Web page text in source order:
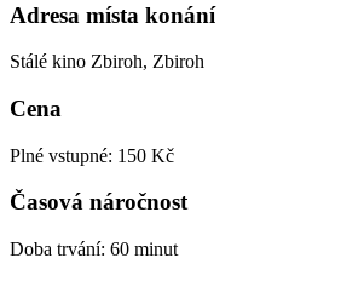
Adresa místa konání
Stálé kino Zbiroh, Zbiroh
Cena
Plné vstupné: 150 Kč
Časová náročnost
Doba trvání: 60 minut